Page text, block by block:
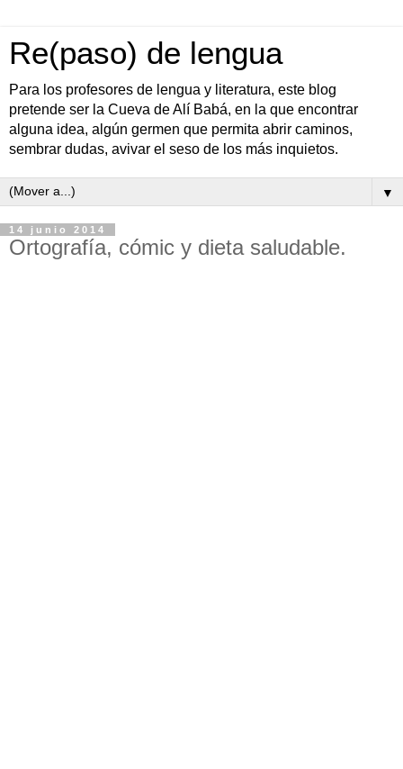
Re(paso) de lengua
Para los profesores de lengua y literatura, este blog
pretende ser la Cueva de Alí Babá, en la que encontrar
alguna idea, algún germen que permita abrir caminos,
sembrar dudas, avivar el seso de los más inquietos.
▼
14 junio 2014
Ortografía, cómic y dieta saludable.